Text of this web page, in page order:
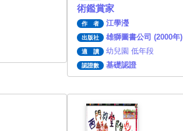
術鑑賞家
作 者 江學瀅
出版社 雄獅圖書公司 (2000年)
適 讀 幼兒園 低年段
認證數 基礎認證